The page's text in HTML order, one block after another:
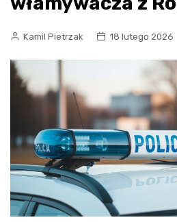
Kamil Pietrzak 18 lutego 2026